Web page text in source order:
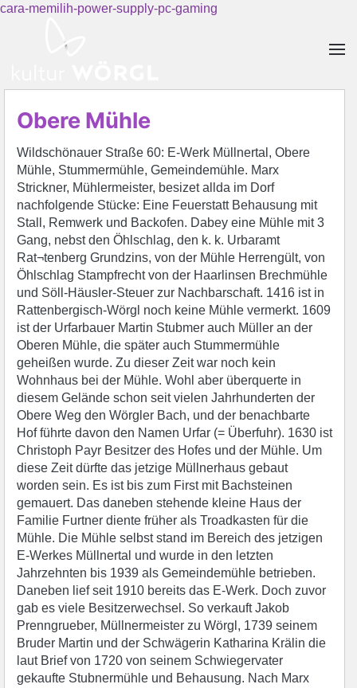
cara-memilih-power-supply-pc-gaming
Obere Mühle
Wildschönauer Straße 60: E-Werk Müllnertal, Obere
Mühle, Stummermühle, Gemeindemühle. Marx
Strickner, Mühlermeister, besizet allda im Dorf
nachfolgende Stücke: Eine Feuerstatt Behausung mit
Stall, Remwerk und Backofen. Dabey eine Mühle mit 3
Gang, nebst den Öhlschlag, den k. k. Urbaramt
Rat¬tenberg Grundzins, von der Mühle Herrengült, von
Öhlschlag Stampfrecht von der Haarlinsen Brechmühle
und Söll-Häusler-Steuer zur Nachbarschaft. 1416 ist in
Rattenbergisch-Wörgl noch keine Mühle vermerkt. 1609
ist der Urfarbauer Martin Stubmer auch Müller an der
Oberen Mühle, die später auch Stummermühle
geheißen wurde. Zu dieser Zeit war noch kein
Wohnhaus bei der Mühle. Wohl aber überquerte in
diesem Gelände schon seit vielen Jahrhunderten der
Obere Weg den Wörgler Bach, und der benachbarte
Hof führte davon den Namen Urfar (= Überfuhr). 1630 ist
Christoph Payr Besitzer des Hofes und der Mühle. Um
diese Zeit dürfte das jetzige Müllnerhaus gebaut
worden sein. Es ist bis zum First mit Bachsteinen
gemauert. Das daneben stehende kleine Haus der
Familie Furtner diente früher als Troadkasten für die
Mühle. Die Mühle selbst stand im Bereich des jetzigen
E-Werkes Müllnertal und wurde in den letzten
Jahrzehnten bis 1939 als Gemeindemühle betrieben.
Daneben lief seit 1910 bereits das E-Werk. Doch zuvor
gab es viele Besitzerwechsel. So verkauft Jakob
Prenngrueber, Müllnermeister zu Wörgl, 1739 seinem
Bruder Martin und der Schwägerin Katharina Krälin die
laut Brief von 1720 von seinem Schwiegervater
gekaufte Stubnermühle und Behausung. Nach Marx